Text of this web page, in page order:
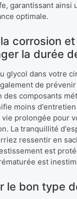
garantissant ainsi
optimale.
corrosion et
la durée
glycol dans votre
de
des composants
moins
prolongée pour
La tranquillité
ressentir en
est
est
le bon type